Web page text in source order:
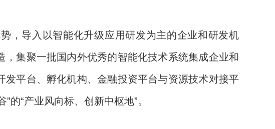
，导入以智能化升级应用研发为主的企业和研发机
集聚一批国内外优秀的智能化技术系统集成企业和
平台、孵化机构、金融投资平台与资源技术对接平
的“产业风向标、创新中枢地”。